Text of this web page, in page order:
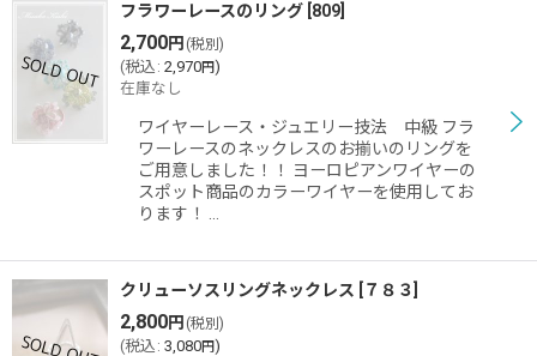
フラワーレースのリング 809
2,700円 (税別)
(税込 : 2,970円)
在庫なし
ワイヤーレース・ジュエリー技法 中級 フラ
ワーレースのネックレスのお揃いのリングを
ご用意しました！！ ヨーロピアンワイヤーの
スポット商品のカラーワイヤーを使用してお
ります！ …
クリューソスリングネックレス ７８３
2,800円 (税別)
(税込 : 3,080円)